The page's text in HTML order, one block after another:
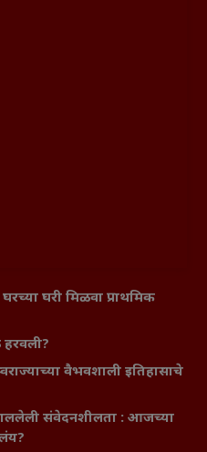
घरी मिळवा प्राथमिक
वैभवशाली इतिहासाचे
संवेदनशीलता : आजच्या